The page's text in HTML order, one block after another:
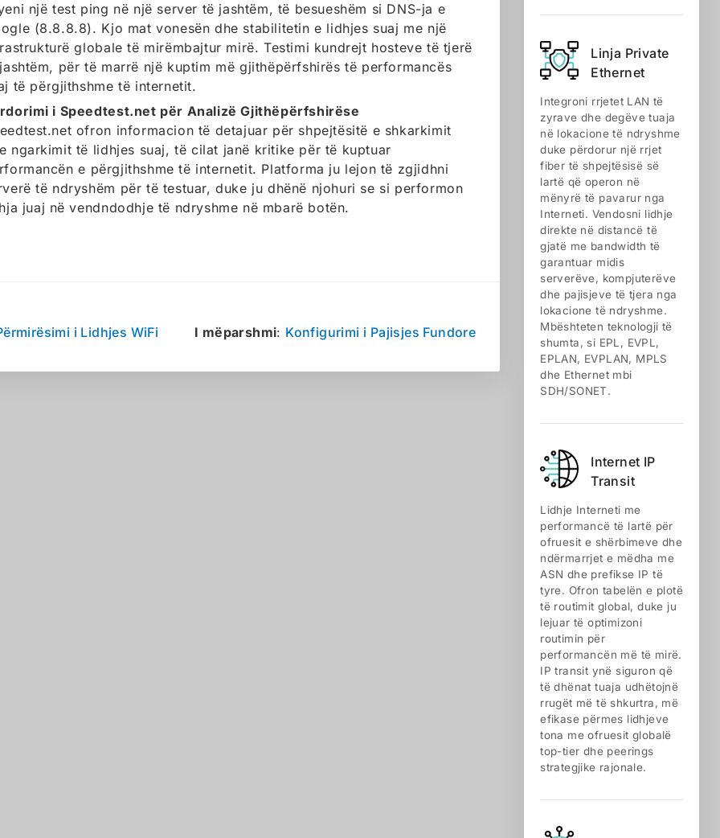
një test ping në një server të jashtëm, të besueshëm si DNS-ja e
(8.8.8.8). Kjo mat vonesën dhe stabilitetin e lidhjes suaj me një
globale të mirëmbajtur mirë. Testimi kundrejt hosteve të tjerë
për të marrë një kuptim më gjithëpërfshirës të performancës
të përgjithshme të internetit.
i Speedtest.net për Analizë Gjithëpërfshirëse
ofron informacion të detajuar për shpejtësitë e shkarkimit
ngarkimit të lidhjes suaj, të cilat janë kritike për të kuptuar
e përgjithshme të internetit. Platforma ju lejon të zgjidhni
të ndryshëm për të testuar, duke ju dhënë njohuri se si performon
juaj në vendndodhje të ndryshme në mbarë botën.
i Lidhjes WiFi I mëparshmi: Konfigurimi i Pajisjes Fundore
Linja Private
Ethernet
Integroni rrjetet LAN të
zyrave dhe degëve tuaja
në lokacione të ndryshme
duke përdorur një rrjet
fiber të shpejtësisë së
lartë që operon në
mënyrë të pavarur nga
Interneti. Vendosni lidhje
direkte në distancë të
gjatë me bandwidth të
garantuar midis
serverëve, kompjuterëve
dhe pajisjeve të tjera nga
lokacione të ndryshme.
Mbështeten teknologji të
shumta, si EPL, EVPL,
EPLAN, EVPLAN, MPLS
dhe Ethernet mbi
SDH/SONET.
Internet IP
Transit
Lidhje Interneti me
performancë të lartë për
ofruesit e shërbimeve dhe
ndërmarrjet e mëdha me
ASN dhe prefikse IP të
tyre. Ofron tabelën e plotë
të routimit global, duke ju
lejuar të optimizoni
routimin për
performancën më të mirë.
IP transit ynë siguron që
të dhënat tuaja udhëtojnë
rrugët më të shkurtra, më
efikase përmes lidhjeve
tona me ofruesit globalë
top-tier dhe peerings
strategjike rajonale.